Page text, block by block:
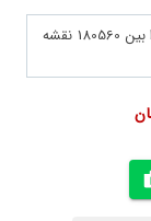
با یک خرید میتوانید 35 نقشه پلان جزییات و ... را بین 180560 نقشه